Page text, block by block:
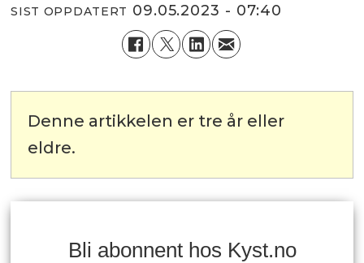
SIST OPPDATERT 09.05.2023 - 07:40
Denne artikkelen er tre år eller
eldre.
Bli abonnent hos Kyst.no